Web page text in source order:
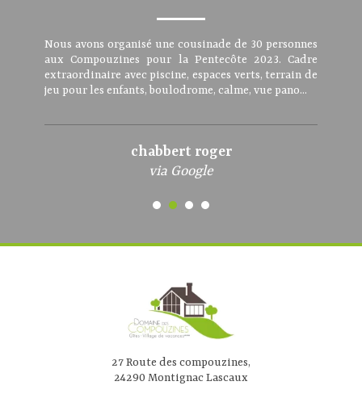
Nous avons organisé une cousinade de 30 personnes
aux Compouzines pour la Pentecôte 2023. Cadre
extraordinaire avec piscine, espaces verts, terrain de
jeu pour les enfants, boulodrome, calme, vue pano...
chabbert roger
via Google
27 Route des compouzines,
24290 Montignac Lascaux